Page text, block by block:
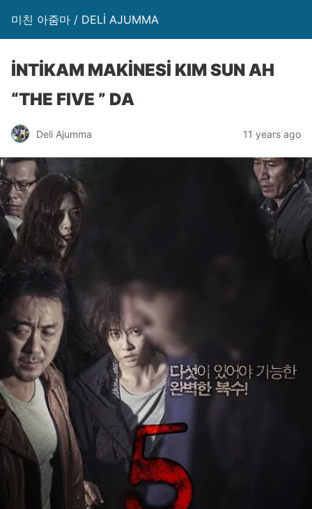
미친 아줌마 / DELİ AJUMMA
İNTİKAM MAKİNESİ KIM SUN AH
“THE FIVE ” DA
Deli Ajumma 11 years ago